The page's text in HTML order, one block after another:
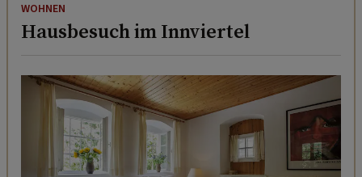
WOHNEN
Hausbesuch im Innviertel